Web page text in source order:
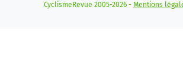
CyclismeRevue 2005-2026 - Mentions